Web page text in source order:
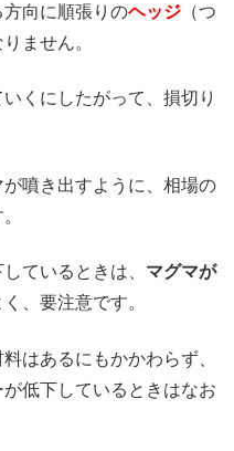
向に順張りのヘッジ （つ
ません。
くにしたがって、損切り
噴き出すように、相場の
ているときは、 マグマが
、要注意です。
はあるにもかかわらず、
低下しているときはなお